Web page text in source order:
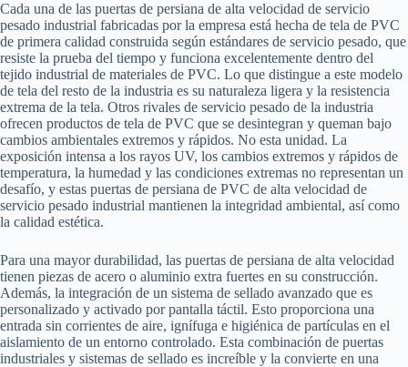
Cada una de las puertas de persiana de alta velocidad de servicio
pesado industrial fabricadas por la empresa está hecha de tela de PVC
de primera calidad construida según estándares de servicio pesado, que
resiste la prueba del tiempo y funciona excelentemente dentro del
tejido industrial de materiales de PVC. Lo que distingue a este modelo
de tela del resto de la industria es su naturaleza ligera y la resistencia
extrema de la tela. Otros rivales de servicio pesado de la industria
ofrecen productos de tela de PVC que se desintegran y queman bajo
cambios ambientales extremos y rápidos. No esta unidad. La
exposición intensa a los rayos UV, los cambios extremos y rápidos de
temperatura, la humedad y las condiciones extremas no representan un
desafío, y estas puertas de persiana de PVC de alta velocidad de
servicio pesado industrial mantienen la integridad ambiental, así como
la calidad estética.
Para una mayor durabilidad, las puertas de persiana de alta velocidad
tienen piezas de acero o aluminio extra fuertes en su construcción.
Además, la integración de un sistema de sellado avanzado que es
personalizado y activado por pantalla táctil. Esto proporciona una
entrada sin corrientes de aire, ignífuga e higiénica de partículas en el
aislamiento de un entorno controlado. Esta combinación de puertas
industriales y sistemas de sellado es increíble y la convierte en una